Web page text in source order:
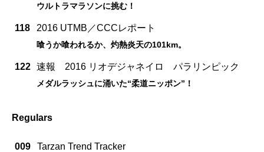
ウルトラマラソンに挑む！
118 2016 UTMB／CCCレポート
喰うか喰われるか、灼熱炎天の101km。
122 速報 2016 リオデジャネイロ パラリンピック
メダルラッシュに涌いた“柔道ニッポン”！
Regulars
009
Tarzan Trend Tracker